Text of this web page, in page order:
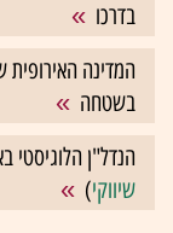
בדרכו
המדינה
בשטחה
הנדל"ן הלוגיסטי
שיווקי)